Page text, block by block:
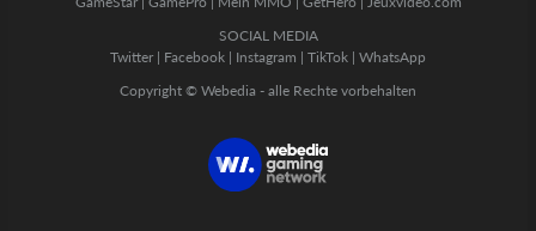
SOCIAL MEDIA
Twitter | Facebook | Instagram | TikTok | WhatsApp
Copyright © Webedia - alle Rechte vorbehalten